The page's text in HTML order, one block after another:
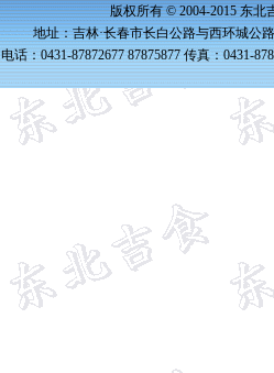
版权所有 © 2004-2015 东北
地址：吉林·长春市长白公路与西环城公
电话：0431-87872677 87875877 传真：0431-